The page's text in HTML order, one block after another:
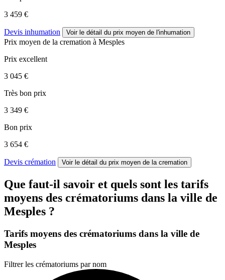
3 459 €
Devis inhumation Voir le détail du prix moyen de l'inhumation
Prix moyen de la cremation à Mesples
Prix excellent
3 045 €
Très bon prix
3 349 €
Bon prix
3 654 €
Devis crémation Voir le détail du prix moyen de la cremation
Que faut-il savoir et quels sont les tarifs
moyens des crématoriums dans la ville de
Mesples ?
Tarifs moyens des crématoriums dans la ville de
Mesples
Filtrer les crématoriums par nom